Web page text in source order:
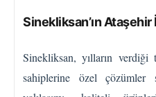
Sinekliksan’ın
Sinekliksan, yılların verdiği
sahiplerine özel çözümler